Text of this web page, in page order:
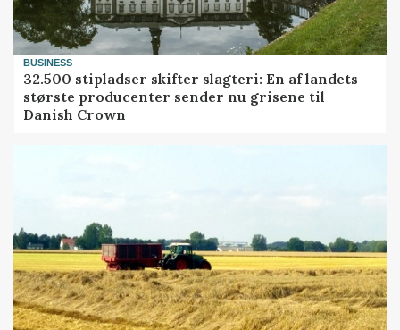
BUSINESS
32.500 stipladser skifter slagteri: En af landets
største producenter sender nu grisene til
Danish Crown